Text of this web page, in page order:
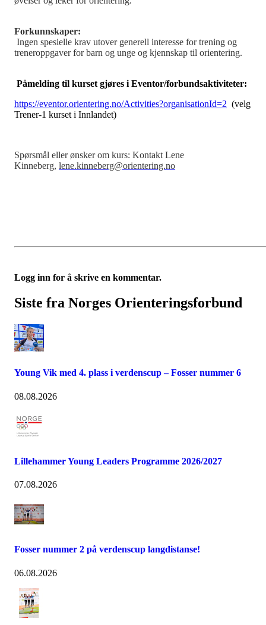
Forkunnskaper:
Ingen spesielle krav utover generell interesse for trening og
treneroppgaver for barn og unge og kjennskap til orientering.
Påmelding til kurset gjøres i Eventor/forbundsaktiviteter:
https://eventor.orientering.no/Activities?organisationId=2 (velg
Trener-1 kurset i Innlandet)
Spørsmål eller ønsker om kurs: Kontakt Lene
Kinneberg, lene.kinneberg@orientering.no
Logg inn for å skrive en kommentar.
Siste fra Norges Orienteringsforbund
Young Vik med 4. plass i verdenscup – Fosser nummer 6
08.08.2026
Lillehammer Young Leaders Programme 2026/2027
07.08.2026
Fosser nummer 2 på verdenscup langdistanse!
06.08.2026